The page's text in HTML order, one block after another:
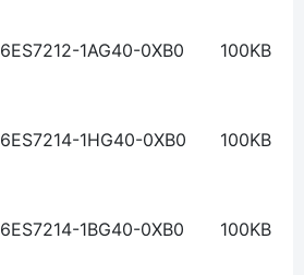
6ES7212-1AG40-0XB0 100KB
6ES7214-1HG40-0XB0 100KB
6ES7214-1BG40-0XB0 100KB